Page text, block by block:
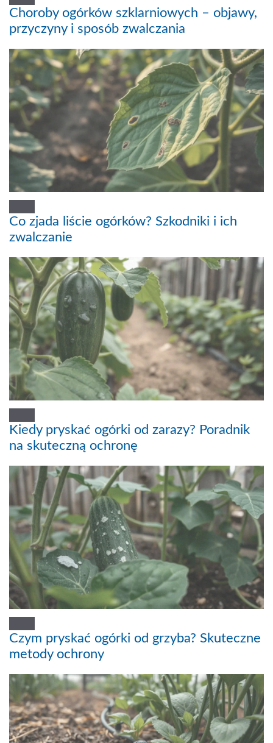
Choroby ogórków szklarniowych – objawy,
przyczyny i sposób zwalczania
Co zjada liście ogórków? Szkodniki i ich
zwalczanie
Kiedy pryskać ogórki od zarazy? Poradnik
na skuteczną ochronę
Czym pryskać ogórki od grzyba? Skuteczne
metody ochrony